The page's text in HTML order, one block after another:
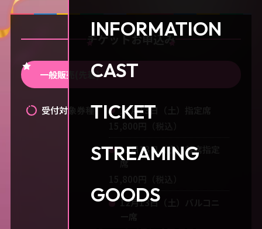
INFORMATION
CAST
TICKET
STREAMING
GOODS
チケットお申込み
一般販売(先着)
受付対象券種
12月13日（土）指定席
12月13日（土）着席指定
席
12月13日（土）バルコニ